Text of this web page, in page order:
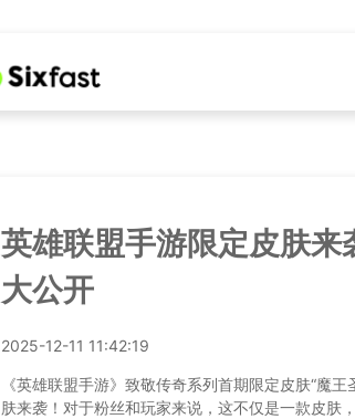
英雄联盟手游限定皮肤
大公开
2025-12-11 11:42:19
《英雄联盟手游》致敬传奇系列首期限定皮肤“魔
肤来袭！对于粉丝和玩家来说，这不仅是一款皮肤